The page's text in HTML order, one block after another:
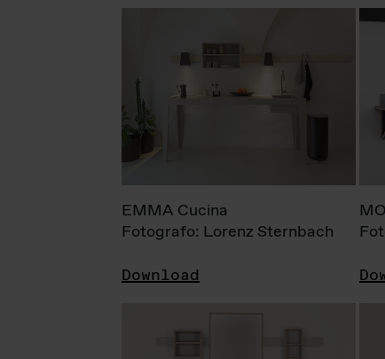
EMMA Cucina
Fotografo: Lorenz Sternbach
Download